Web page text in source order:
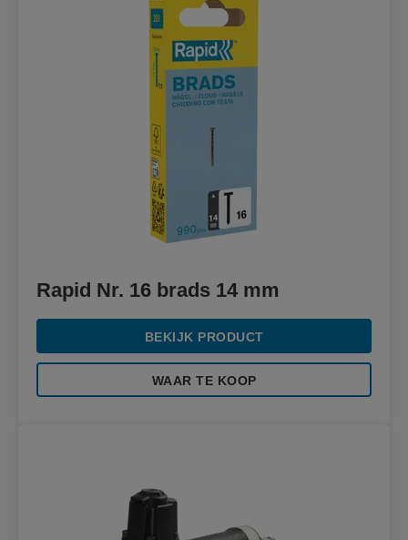
Rapid Nr. 16 brads 14 mm
BEKIJK PRODUCT
WAAR TE KOOP